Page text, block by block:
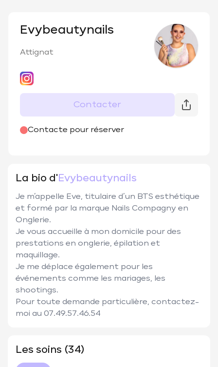
Evybeautynails
Attignat
Contacter
Contacte pour réserver
@evy_beauty_nails
La bio d' Evybeautynails
Je m’appelle Eve, titulaire d’un BTS esthétique
et formé par la marque Nails Compagny en
Onglerie.
Je vous accueille à mon domicile pour des
prestations en onglerie, épilation et
maquillage.
Je me déplace également pour les
événements comme les mariages, les
shootings.
Pour toute demande particulière, contactez-
moi au 07.49.57.46.54
Les soins (34)